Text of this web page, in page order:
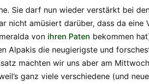
Sie darf nun wieder verstärkt bei
nicht amüsiert darüber, dass da
von ihren Paten bekommen
Alpakis die neugierigste und
machten wir uns aber am
ganz viele verschiedene (und